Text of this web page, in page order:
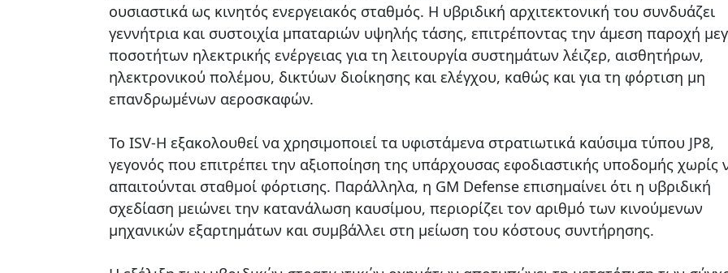
ουσιαστικά ως κινητός ενεργειακός σταθμός. Η υβριδική αρχιτεκτονική του συνδυάζει
γεννήτρια και συστοιχία μπαταριών υψηλής τάσης, επιτρέποντας την άμεση παροχή
ποσοτήτων ηλεκτρικής ενέργειας για τη λειτουργία συστημάτων λέιζερ, αισθητήρων,
ηλεκτρονικού πολέμου, δικτύων διοίκησης και ελέγχου, καθώς και για τη φόρτιση μη
επανδρωμένων αεροσκαφών.
Το ISV-H εξακολουθεί να χρησιμοποιεί τα υφιστάμενα στρατιωτικά καύσιμα τύπου JP8,
γεγονός που επιτρέπει την αξιοποίηση της υπάρχουσας εφοδιαστικής υποδομής χωρίς
απαιτούνται σταθμοί φόρτισης. Παράλληλα, η GM Defense επισημαίνει ότι η υβριδική
σχεδίαση μειώνει την κατανάλωση καυσίμου, περιορίζει τον αριθμό των κινούμενων
μηχανικών εξαρτημάτων και συμβάλλει στη μείωση του κόστους συντήρησης.